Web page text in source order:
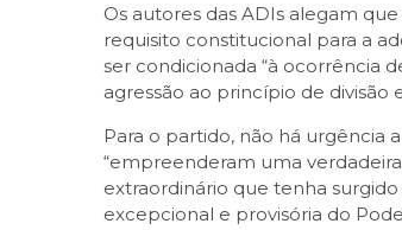
Os autores das ADIs alegam
requisito constitucional para a
ser condicionada “à ocorrência
agressão ao princípio de divisão
Para o partido, não há urgência
“empreenderam uma
extraordinário que tenha
excepcional e provisória do